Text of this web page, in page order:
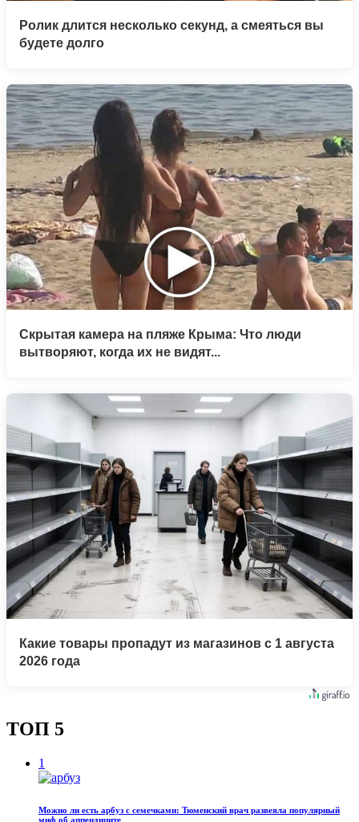
Ролик длится несколько секунд, а смеяться вы
будете долго
Скрытая камера на пляже Крыма: Что люди
вытворяют, когда их не видят...
Какие товары пропадут из магазинов с 1 августа
2026 года
ТОП 5
1
Можно ли есть арбуз с семечками: Тюменский врач развеяла популярный
миф об аппендиците